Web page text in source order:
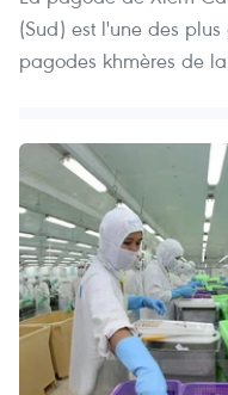
(Sud) est l'une des
pagodes khmères de